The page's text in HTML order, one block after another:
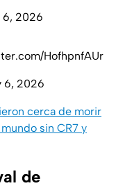
6, 2026
HofhpnfAUr
6, 2026
cerca de morir
sin CR7 y
de